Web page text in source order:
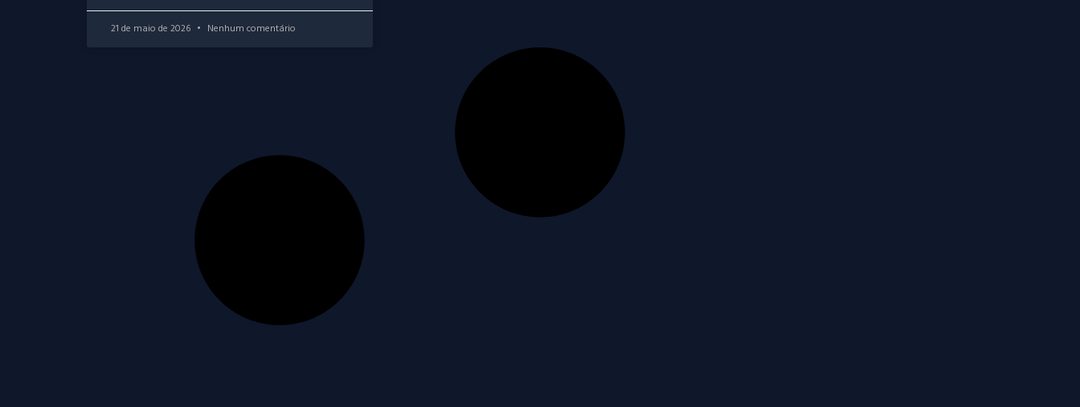
21 de maio de 2026 Nenhum comentário